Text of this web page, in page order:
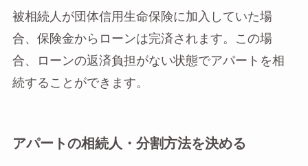
被相続人が団体信用生命保険に加入していた場
合、保険金からローンは完済されます。この場
合、ローンの返済負担がない状態でアパートを相
続することができます。
アパートの相続人・分割方法を決める